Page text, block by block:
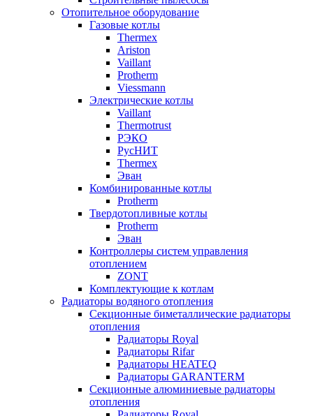
Отопительное оборудование
Газовые котлы
Thermex
Ariston
Vaillant
Protherm
Viessmann
Электрические котлы
Vaillant
Thermotrust
РЭКО
РусНИТ
Thermex
Эван
Комбинированные котлы
Protherm
Твердотопливные котлы
Protherm
Эван
Контроллеры систем управления
отоплением
ZONT
Комплектующие к котлам
Радиаторы водяного отопления
Секционные биметаллические радиаторы
отопления
Радиаторы Royal
Радиаторы Rifar
Радиаторы HEATEQ
Радиаторы GARANTERM
Секционные алюминиевые радиаторы
отопления